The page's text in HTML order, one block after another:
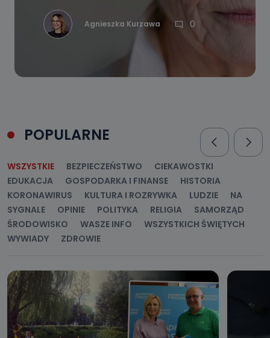
Agnieszka Kurzawa 0
POPULARNE
WSZYSTKIE BEZPIECZEŃSTWO
CIEKAWOSTKI
EDUKACJA
GOSPODARKA I FINANSE
HISTORIA
KORONAWIRUS
KULTURA I ROZRYWKA LUDZIE
NA
SYGNALE
OPINIE POLITYKA RELIGIA
SAMORZĄD
ŚRODOWISKO
WASZE INFO
WSZYSTKICH ŚWIĘTYCH
WYWIADY
ZDROWIE